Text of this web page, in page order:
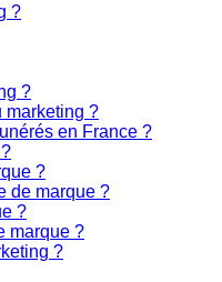
?
?
marketing ?
en France ?
?
de marque ?
?
marque ?
?